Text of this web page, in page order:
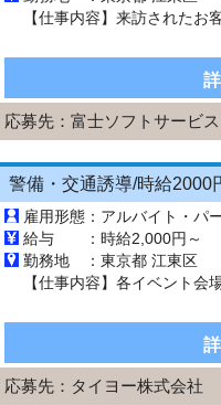
応募先： 富士ソフトサービ
雇用形態： アルバイト・パ
給与 ： 時給2,000円～
勤務地 ： 東京都 江東区
応募先： タイヨー株式会社